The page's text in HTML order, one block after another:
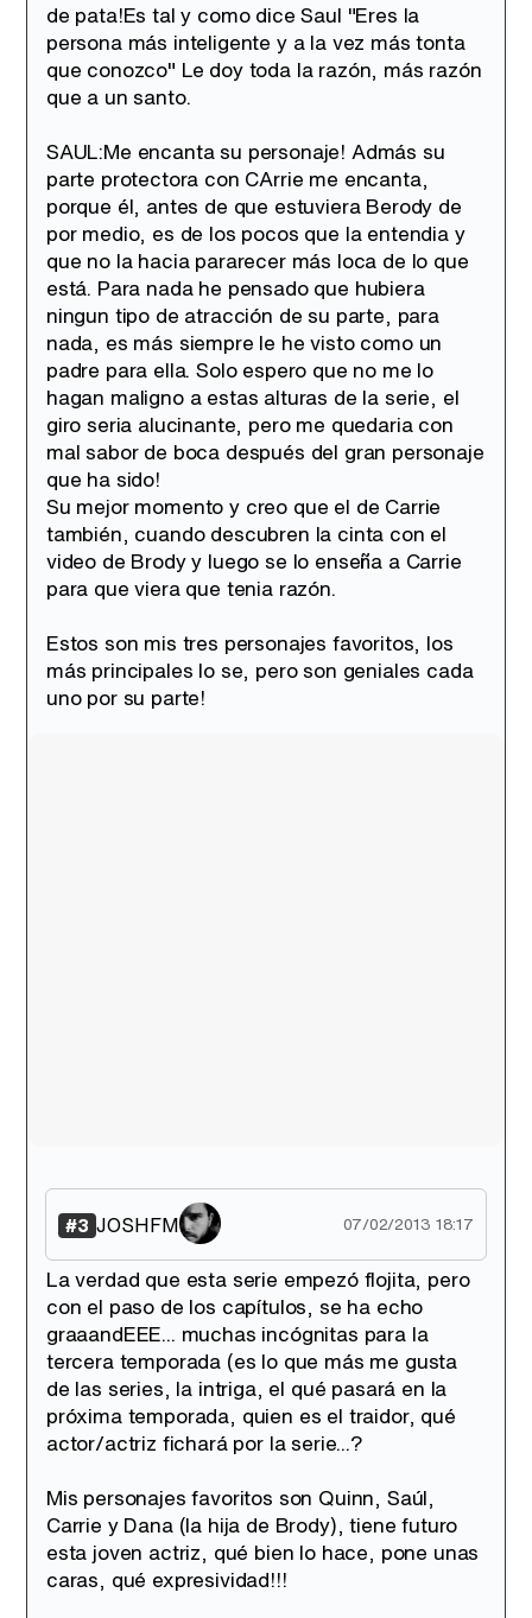
de pata!Es tal y como dice Saul "Eres la
persona más inteligente y a la vez más tonta
que conozco" Le doy toda la razón, más razón
que a un santo.
SAUL:Me encanta su personaje! Admás su
parte protectora con CArrie me encanta,
porque él, antes de que estuviera Berody de
por medio, es de los pocos que la entendia y
que no la hacia pararecer más loca de lo que
está. Para nada he pensado que hubiera
ningun tipo de atracción de su parte, para
nada, es más siempre le he visto como un
padre para ella. Solo espero que no me lo
hagan maligno a estas alturas de la serie, el
giro seria alucinante, pero me quedaria con
mal sabor de boca después del gran personaje
que ha sido!
Su mejor momento y creo que el de Carrie
también, cuando descubren la cinta con el
video de Brody y luego se lo enseña a Carrie
para que viera que tenia razón.
Estos son mis tres personajes favoritos, los
más principales lo se, pero son geniales cada
uno por su parte!
#3 JOSHFM 07/02/2013 18:17
La verdad que esta serie empezó flojita, pero
con el paso de los capítulos, se ha echo
graaandEEE... muchas incógnitas para la
tercera temporada (es lo que más me gusta
de las series, la intriga, el qué pasará en la
próxima temporada, quien es el traidor, qué
actor/actriz fichará por la serie...?
Mis personajes favoritos son Quinn, Saúl,
Carrie y Dana (la hija de Brody), tiene futuro
esta joven actriz, qué bien lo hace, pone unas
caras, qué expresividad!!!